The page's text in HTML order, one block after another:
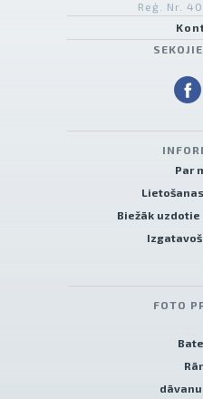
Reģ. Nr.
Par
Biežāk uzdotie
FOTO